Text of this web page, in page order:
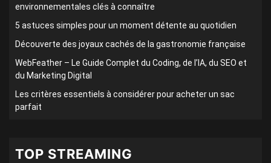
environnementales clés à connaître
5 astuces simples pour un moment détente au quotidien
Découverte des joyaux cachés de la gastronomie française
WebFeather – Le Guide Complet du Coding, de l’IA, du SEO et
du Marketing Digital
Les critères essentiels à considérer pour acheter un sac
parfait
TOP STREAMING